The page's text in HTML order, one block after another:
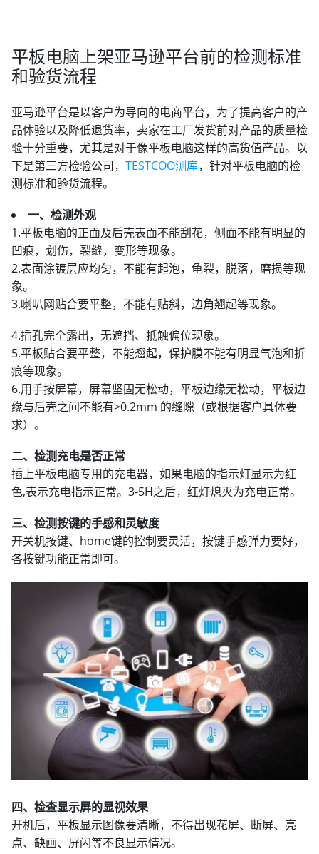
平板电脑上架亚马逊平台前的检测标准
和验货流程
亚马逊平台是以客户为导向的电商平台，为了提高客户的产
品体验以及降低退货率，卖家在工厂发货前对产品的质量检
验十分重要，尤其是对于像平板电脑这样的高货值产品。以
下是第三方检验公司， TESTCOO测库，针对平板电脑的检
测标准和验货流程。
一、检测外观
1.平板电脑的正面及后壳表面不能刮花，侧面不能有明显的
凹痕，划伤，裂缝，变形等现象。
2.表面涂镀层应均匀，不能有起泡，龟裂，脱落，磨损等现
象。
3.喇叭网贴合要平整，不能有贴斜，边角翘起等现象。
4.插孔完全露出，无遮挡、抵触偏位现象。
5.平板贴合要平整，不能翘起，保护膜不能有明显气泡和折
痕等现象。
6.用手按屏幕，屏幕坚固无松动，平板边缘无松动，平板边
缘与后壳之间不能有>0.2mm 的缝隙（或根据客户具体要
求）。
二、检测充电是否正常
插上平板电脑专用的充电器，如果电脑的指示灯显示为红
色,表示充电指示正常。3-5H之后，红灯熄灭为充电正常。
三、检测按键的手感和灵敏度
开关机按键、home键的控制要灵活，按键手感弹力要好，
各按键功能正常即可。
四、检查显示屏的显视效果
开机后，平板显示图像要清晰，不得出现花屏、断屏、亮
点、缺画、屏闪等不良显示情况。